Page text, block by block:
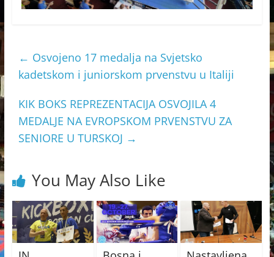
← Osvojeno 17 medalja na Svjetsko
kadetskom i juniorskom prvenstvu u Italiji
KIK BOKS REPREZENTACIJA OSVOJILA 4
MEDALJE NA EVROPSKOM PRVENSTVU ZA
SENIORE U TURSKOJ →
You May Also Like